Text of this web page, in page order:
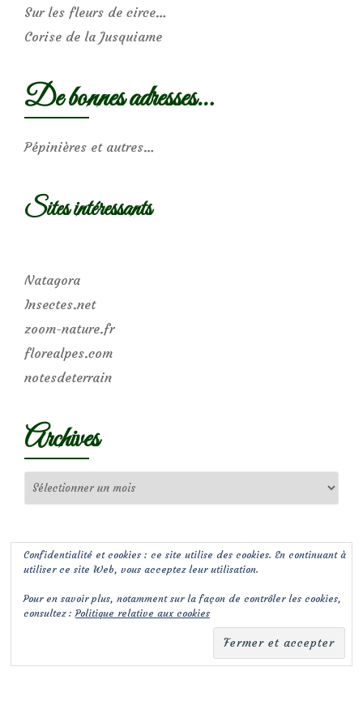
Sur les fleurs de circe…
Corise de la Jusquiame
De bonnes adresses…
Pépinières et autres…
Sites intéressants
Natagora
Insectes.net
zoom-nature.fr
florealpes.com
notesdeterrain
Archives
Confidentialité et cookies : ce site utilise des cookies. En continuant à
utiliser ce site Web, vous acceptez leur utilisation.
Pour en savoir plus, notamment sur la façon de contrôler les cookies,
consultez :Politique relative aux cookies